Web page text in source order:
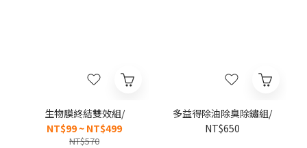
生物膜終結雙效組/
NT$99 ~ NT$499
NT$570
多益得除油除臭除鏽組/
NT$650